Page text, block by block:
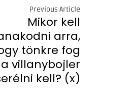
Previous Article
Mikor kell
arra,
tönkre fog
villanybojler
kell? (x)